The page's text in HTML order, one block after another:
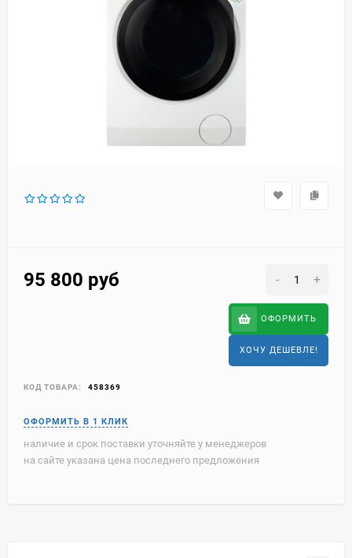
95 800 руб - +
ОФОРМИТЬ
ХОЧУ ДЕШЕВЛЕ!
КОД ТОВАРА: 458369
наличие и срок поставки уточняйте у менеджеров
на сайте указана цена последнего предложения